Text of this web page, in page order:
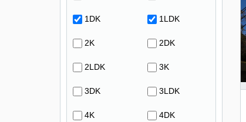
1DK 1LDK
2K 2DK
2LDK 3K
3DK 3LDK
4K 4DK